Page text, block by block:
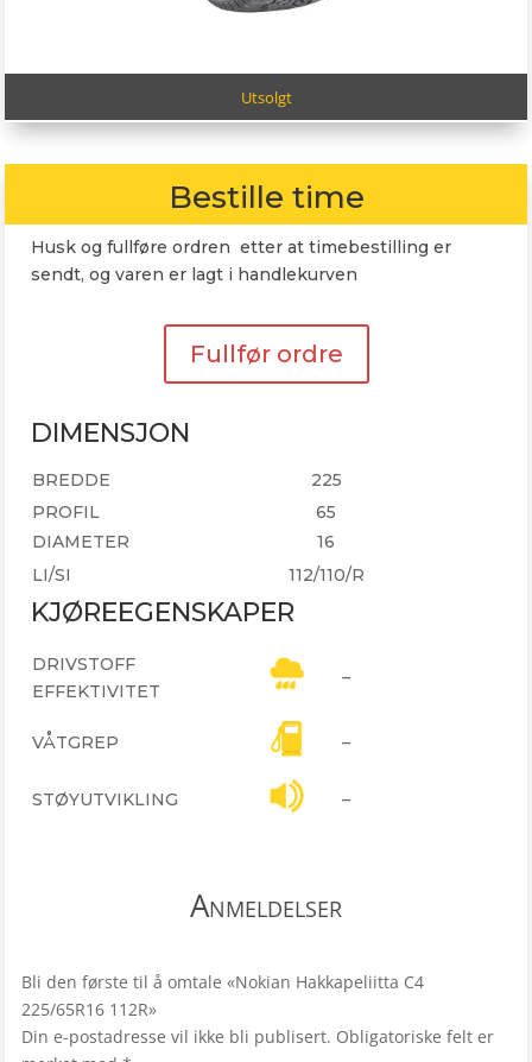
Utsolgt
Bestille time
Husk og fullføre ordren etter at timebestilling er
sendt, og varen er lagt i handlekurven
Fullfør ordre
DIMENSJON
BREDDE
225
PROFIL
65
DIAMETER
16
LI/SI
112/110/R
KJØREEGENSKAPER
DRIVSTOFF
EFFEKTIVITET
–
VÅTGREP –
STØYUTVIKLING –
Anmeldelser
Bli den første til å omtale «Nokian Hakkapeliitta C4
225/65R16 112R»
Din e-postadresse vil ikke bli publisert. Obligatoriske felt er